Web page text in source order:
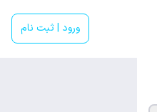
ورود | ثبت نام